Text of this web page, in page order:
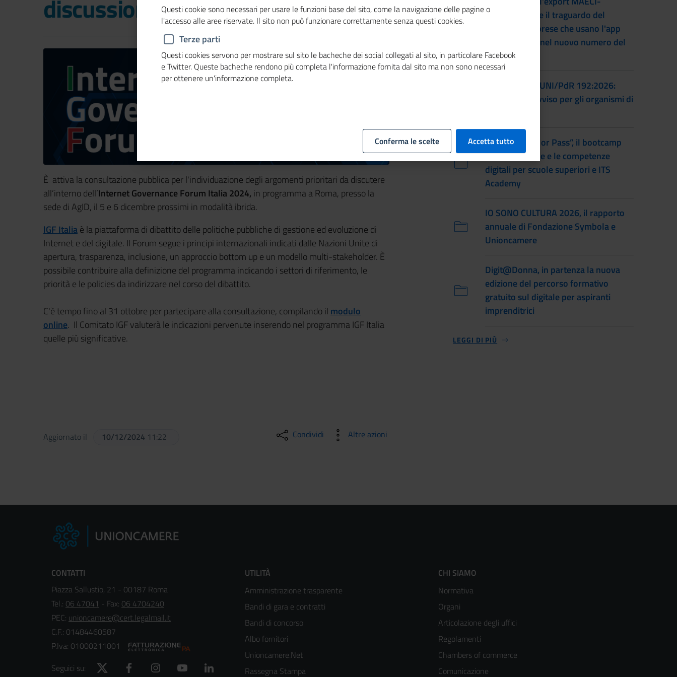
discussione
È attiva la consultazione pubblica per l'individuazione degli argomenti prioritari da discutere
all’interno dell’Internet Governance Forum Italia 2024, in programma a Roma, presso la
sede di AgID, il 5 e 6 dicembre prossimi in modalità ibrida.
lGF Italiaè la piattaforma di dibattito delle politiche pubbliche di gestione ed evoluzione di
Internet e del digitale. Il Forum segue i principi internazionali indicati dalle Nazioni Unite di
apertura, trasparenza, inclusione, un approccio bottom up e un modello multi-stakeholder. È
possibile contribuire alla definizione del programma indicando i settori di riferimento, le
priorità e le policies da indirizzare nel corso del dibattito.
C'è tempo fino al 31 ottobre per partecipare alla consultazione, compilando il modulo
online. Il Comitato IGF valuterà le indicazioni pervenute inserendo nel programma IGF Italia
quelle più significative.
Aggiornato il 10/12/2024 11:22 Condividi Altre azioni
Unioncamere e il traguardo del
numero di imprese che usano l'app
Impresa Italia nel nuovo numero del
magazine
Certificazione UNI/PdR 192:2026:
pubblicato l'avviso per gli organismi di
Torna “Smash or Pass”, il bootcamp
sull’educazione e le competenze
digitali per scuole superiori e ITS
Academy
IO SONO CULTURA 2026, il rapporto
annuale di Fondazione Symbola e
Unioncamere
Digit@Donna, in partenza la nuova
edizione del percorso formativo
gratuito sul digitale per aspiranti
imprenditrici
LEGGI DI PIÙ
CONTATTI
Piazza Sallustio, 21 - 00187 Roma
Tel.: 06 47041 - Fax: 06 4704240
PEC: unioncamere@cert.legalmail.it
C.F.: 01484460587
P.Iva: 01000211001
Seguici su:
Twitter Facebook Instagram YouTube
Footer
menù
colonna
2
UTILITÀ
Amministrazione trasparente
Bandi di gara e contratti
Bandi di concorso
Albo fornitori
Unioncamere.Net
Rassegna Stampa
Footer
menù
colonna
3
CHI SIAMO
Normativa
Organi
Articolazione degli uffici
Regolamenti
Chambers of commerce
Comunicazione
Questi cookie sono necessari per usare le funzioni base del sito, come la navigazione delle pagine o
l'accesso alle aree riservate. Il sito non può funzionare correttamente senza questi cookies.
Terze parti
Questi cookies servono per mostrare sul sito le bacheche dei social collegati al sito, in particolare Facebook
e Twitter. Queste bacheche rendono più completa l'informazione fornita dal sito ma non sono necessari
per ottenere un'informazione completa.
Conferma le scelte Accetta tutto